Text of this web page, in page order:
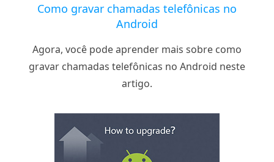
Como gravar chamadas telefônicas no
Android
Agora, você pode aprender mais sobre como
gravar chamadas telefônicas no Android neste
artigo.